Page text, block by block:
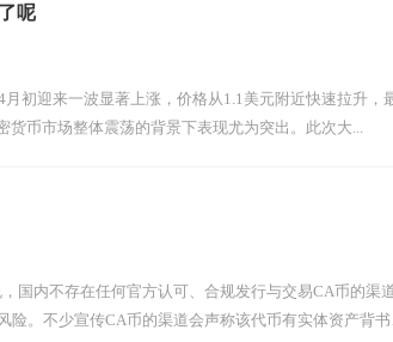
呢
月初迎来一波显著上涨，价格从1.1美元附近快速拉升，
货币市场整体震荡的背景下表现尤为突出。此次大...
国内不存在任何官方认可、合规发行与交易CA币的渠
险。不少宣传CA币的渠道会声称该代币有实体资产背书